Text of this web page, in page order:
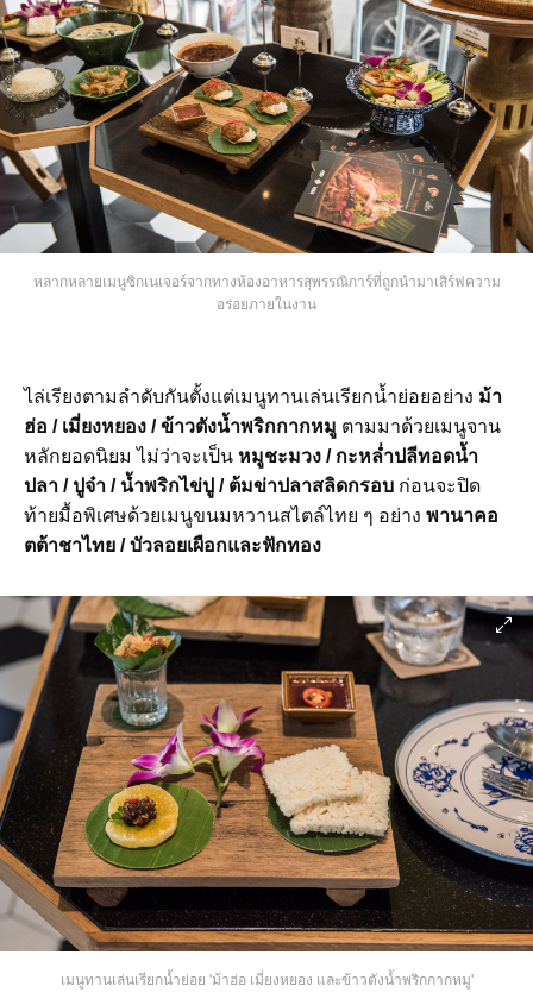
หลากหลายเมนูซิกเนเจอร์จากทางห้องอาหารสุพรรณิการ์ที่ถูกนำมาเสิร์ฟความ
อร่อยภายในงาน
ไล่เรียงตามลำดับกันตั้งแต่เมนูทานเล่นเรียกน้ำย่อยอย่าง ม้า
ฮ่อ / เมี่ยงหยอง / ข้าวตังน้ำพริกกากหมู ตามมาด้วยเมนูจาน
หลักยอดนิยม ไม่ว่าจะเป็น หมูชะมวง / กะหล่ำปลีทอดน้ำ
ปลา / ปูจ๋า / น้ำพริกไข่ปู / ต้มข่าปลาสลิดกรอบ ก่อนจะปิด
ท้ายมื้อพิเศษด้วยเมนูขนมหวานสไตล์ไทย ๆ อย่าง พานาคอ
ตต้าชาไทย / บัวลอยเผือกและฟักทอง
เมนูทานเล่นเรียกน้ำย่อย 'ม้าฮ่อ เมี่ยงหยอง และข้าวตังน้ำพริกกากหมู'